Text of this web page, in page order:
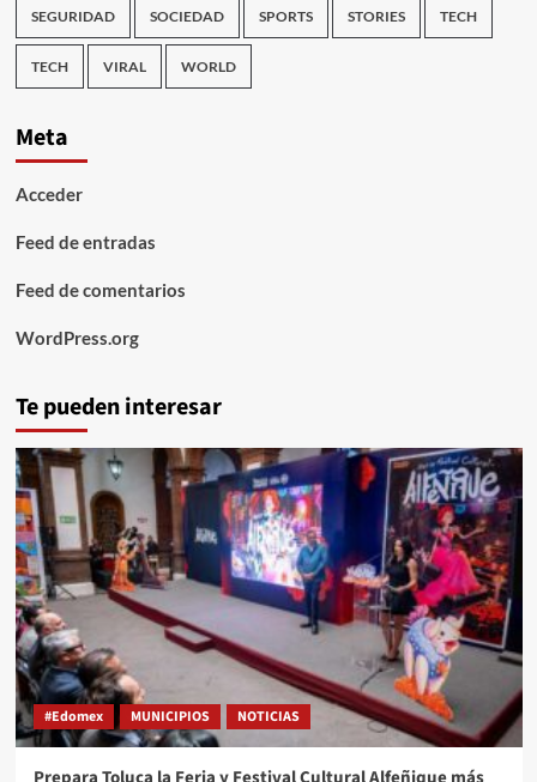
SEGURIDAD SOCIEDAD SPORTS STORIES TECH
TECH VIRAL WORLD
Meta
Acceder
Feed de entradas
Feed de comentarios
WordPress.org
Te pueden interesar
#Edomex MUNICIPIOS NOTICIAS